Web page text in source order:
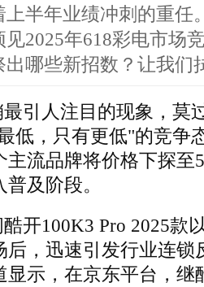
半年业绩冲刺的重任
2025年618彩电市场
哪些新招数？让我们
引人注目的现象，莫
低，只有更低"的竞争
主流品牌将价格下探至
及阶段。
开100K3 Pro 2025款
后，迅速引发行业连锁
显示，在京东平台，继